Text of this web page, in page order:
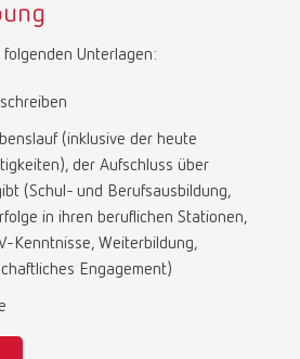
Unterlagen:
(inklusive der heute
der Aufschluss über
(Schul- und Berufsausbildung,
in ihren beruflichen Stationen,
Kenntnisse, Weiterbildung,
Engagement)